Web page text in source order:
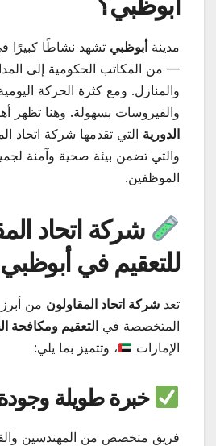
مدينة أبوظبي تشهد نشاطًا كبيرًا
— من المكاتب الحكومية إلى
والمنازل. ومع كثرة الحركة
والفيروسات بسهولة. وهنا تظهر
الدورية التي تقدمها شركة اتحاد
والتي تضمن بيئة صحية وآمنة
الموظفين.
شركة اتحاد
للتعقيم في أبوظبي
تعد شركة اتحاد المقاولون من
المتخصصة في التعقيم ومكافحة
الإمارات
، وتتميز بما يلي:
خبرة طويلة
فريق متخصص من المهندسين